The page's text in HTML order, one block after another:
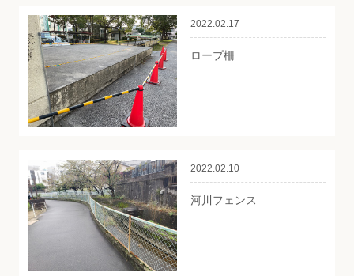
2022.02.17
ロープ柵
2022.02.10
河川フェンス